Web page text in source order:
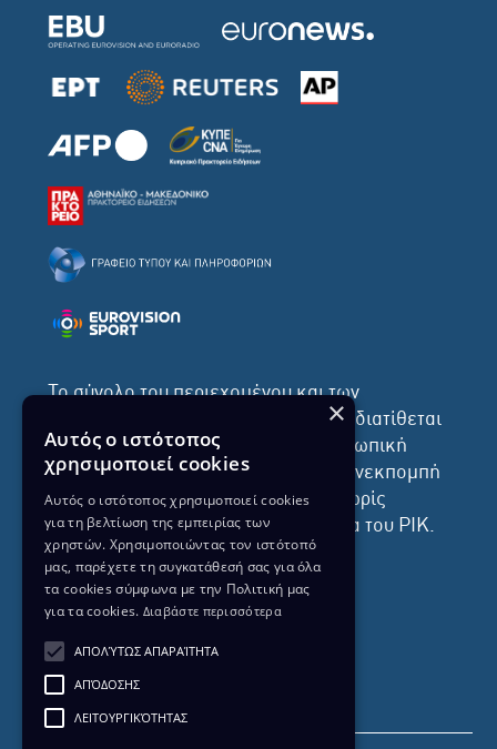
Το σύνολο του περιεχομένου και των
υπηρεσιών της ιστοσελίδας του ΡΙΚ διατίθεται
στους επισκέπτες αυστηρά για προσωπική
χρήση. Απαγορεύεται η χρήση ή επανεκπομπή
του, σε οποιοδήποτε μορφή, με ή χωρίς
επεξεργασία και χωρίς γραπτή άδεια του ΡΙΚ.
ΔΙΚΑΙΩΜΑ ΠΡΟΣΤΑΣΙΑΣ ΔΕΔΟΜΕΝΩΝ
ΠΟΛΙΤΙΚΗ ΑΠΟΡΡΗΤΟΥ
ΔΙΑΘΕΣΗ ΑΡΧΕΙΑΚΟΥ ΥΛΙΚΟΥ
ΠΟΛΙΤΙΚΗ ΑΠΟΡΡΗΤΟΥ EUROVISION
×
Αυτός ο ιστότοπος
χρησιμοποιεί cookies
Αυτός ο ιστότοπος χρησιμοποιεί cookies
για τη βελτίωση της εμπειρίας των
χρηστών. Χρησιμοποιώντας τον ιστότοπό
μας, παρέχετε τη συγκατάθεσή σας για όλα
τα cookies σύμφωνα με την Πολιτική μας
για τα cookies. Διαβάστε περισσότερα
ΑΠΟΛΎΤΩΣ ΑΠΑΡΑΊΤΗΤΑ
ΑΠΌΔΟΣΗΣ
ΛΕΙΤΟΥΡΓΙΚΌΤΗΤΑΣ